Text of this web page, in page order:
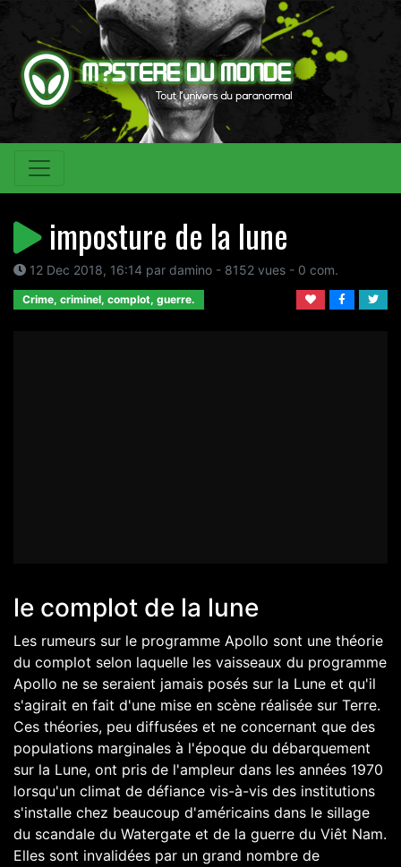
imposture de la lune
12 Dec 2018, 16:14 par damino - 8152 vues - 0 com.
Crime, criminel, complot, guerre.
le complot de la lune
Les rumeurs sur le programme Apollo sont une théorie
du complot selon laquelle les vaisseaux du programme
Apollo ne se seraient jamais posés sur la Lune et qu'il
s'agirait en fait d'une mise en scène réalisée sur Terre.
Ces théories, peu diffusées et ne concernant que des
populations marginales à l'époque du débarquement
sur la Lune, ont pris de l'ampleur dans les années 1970
lorsqu'un climat de défiance vis-à-vis des institutions
s'installe chez beaucoup d'américains dans le sillage
du scandale du Watergate et de la guerre du Viêt Nam.
Elles sont invalidées par un grand nombre de